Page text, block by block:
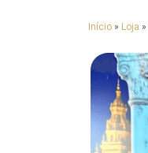
Início » Loja »